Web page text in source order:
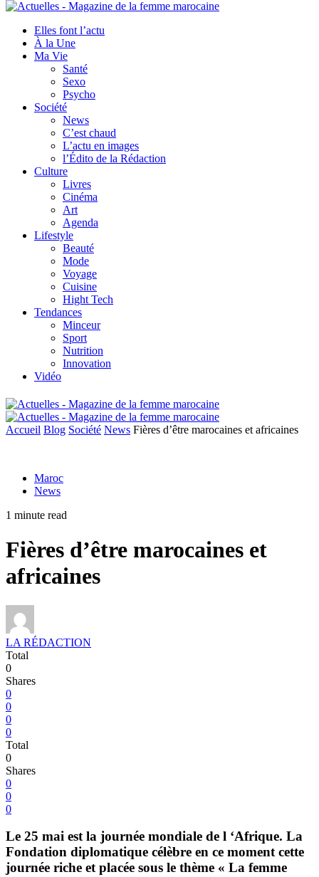
Elles font l’actu
À la Une
Ma Vie
Santé
Sexo
Psycho
Société
News
C’est chaud
L’actu en images
l’Édito de la Rédaction
Culture
Livres
Cinéma
Art
Agenda
Lifestyle
Beauté
Mode
Voyage
Cuisine
Hight Tech
Tendances
Minceur
Sport
Nutrition
Innovation
Vidéo
Accueil Blog Société News Fières d’être marocaines et africaines
Maroc
News
1 minute read
Fières d’être marocaines et
africaines
LA RÉDACTION
Total
0
Shares
0
0
0
0
Total
0
Shares
0
0
0
Le 25 mai est la journée mondiale de l ‘Afrique. La
Fondation diplomatique célèbre en ce moment cette
journée riche et placée sous le thème « La femme